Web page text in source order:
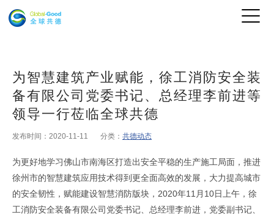
为智慧建筑产业赋能，徐工消防安全装
备有限公司党委书记、总经理李前进等
领导一行莅临全球共德
发布时间：2020-11-11 分类： 共德动态
为更好地学习佛山市南海区打造出安全平稳的生产施工局面，推进
徐州市的智慧建筑应用技术得到更全面高效的发展，大力提高城市
的安全韧性，赋能建设智慧消防版块， 2020年11 月 10日上午，徐
工消防安全装备有限公司党委书记、总经理李前进，党委副书记、